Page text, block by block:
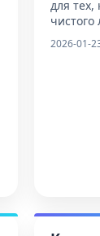
для тех,
чистого
2026-01-